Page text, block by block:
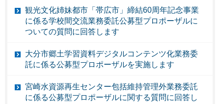
観光文化姉妹都市「帯広市」締結60周年記念事業
に係る学校間交流業務委託公募型プロポーザルに
ついての質問に回答します
大分市郷土学習資料デジタルコンテンツ化業務委
託に係る公募型プロポーザルを実施します
宮崎水資源再生センター包括維持管理外業務委託
に係る公募型プロポーザルに関する質問に回答し